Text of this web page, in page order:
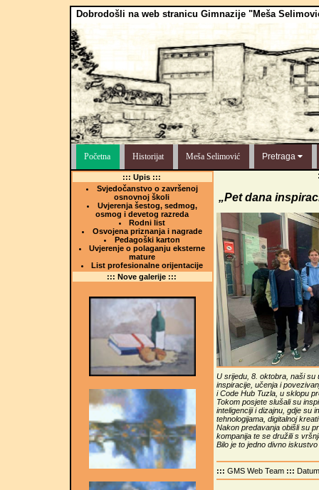
Dobrodošli na web stranicu Gimnazije "Meša
Početna Historijat Meša Selimović Pretraga
::: Upis :::
Svjedočanstvo o završenoj
osnovnoj školi
Uvjerenja šestog, sedmog,
osmog i devetog razreda
Rodni list
Osvojena priznanja i nagrade
Pedagoški karton
Uvjerenje o polaganju eksterne
mature
List profesionalne orijentacije
::: Nove galerije :::
„Pet dana
U srijedu, 8. oktobra, naši su
inspiracije, učenja i
i Code Hub Tuzla, u sklopu
Tokom posjete slušali su
inteligenciji i dizajnu, gdje su
tehnologijama, digitalnoj
Nakon predavanja obišli su
kompanija te se družili s
Bilo je to jedno divno
::: GMS Web Team :::